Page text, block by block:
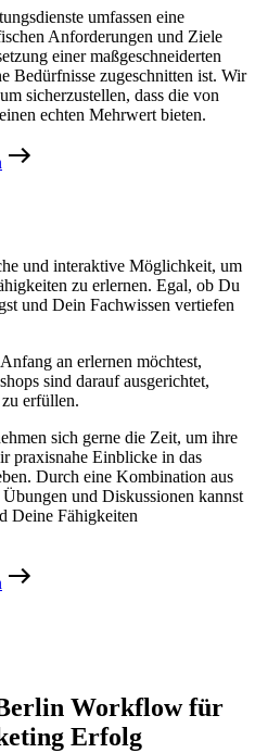
umfassen eine
Anforderungen und Ziele
einer maßgeschneiderten
Bedürfnisse zugeschnitten ist. Wir
sicherzustellen, dass die von
echten Mehrwert bieten.
und interaktive Möglichkeit, um
zu erlernen. Egal, ob Du
und Dein Fachwissen vertiefen
an erlernen möchtest,
sind darauf ausgerichtet,
erfüllen.
sich gerne die Zeit, um ihre
praxisnahe Einblicke in das
Durch eine Kombination aus
und Diskussionen kannst
Deine Fähigkeiten
Workflow für
Erfolg